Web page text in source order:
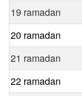
19 ramadan
20 ramadan
21 ramadan
22 ramadan